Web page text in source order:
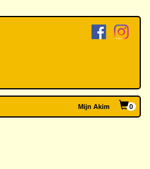
Mijn Akim 0